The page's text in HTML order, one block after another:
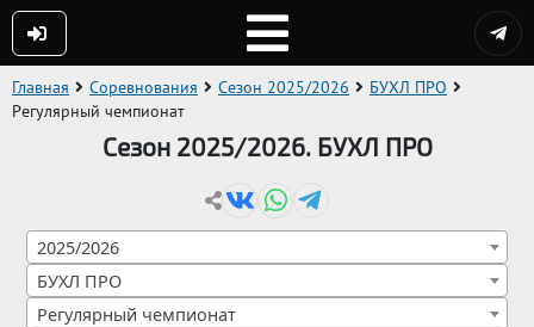
Главная Соревнования Сезон 2025/2026
БУХЛ ПРО
Регулярный чемпионат
Сезон 2025/2026. БУХЛ ПРО
2025/2026
БУХЛ ПРО
Регулярный чемпионат